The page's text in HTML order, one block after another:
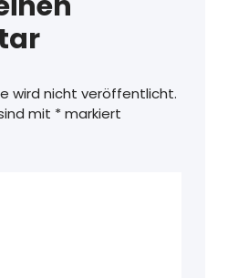
wird nicht veröffentlicht.
mit *markiert